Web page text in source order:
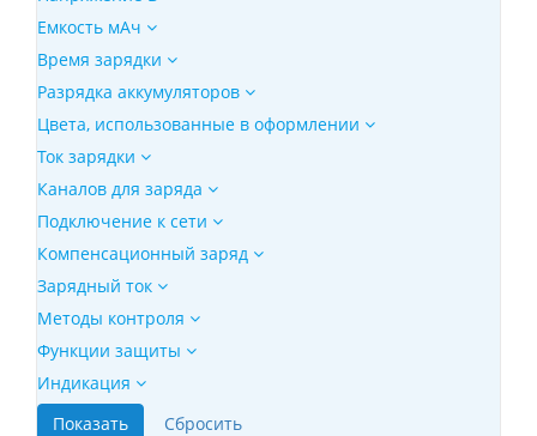
Емкость мАч
Время зарядки
Разрядка аккумуляторов
Цвета, использованные в оформлении
Ток зарядки
Каналов для заряда
Подключение к сети
Компенсационный заряд
Зарядный ток
Методы контроля
Функции защиты
Индикация